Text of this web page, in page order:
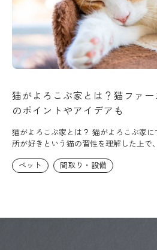
猫がよろこぶ家とは？猫ファ
のポイントやアイデアも
猫がよろこぶ家とは？ 猫がよろこぶ家
所が好きという猫の習性を理解した上で
ペット
間取り・設備